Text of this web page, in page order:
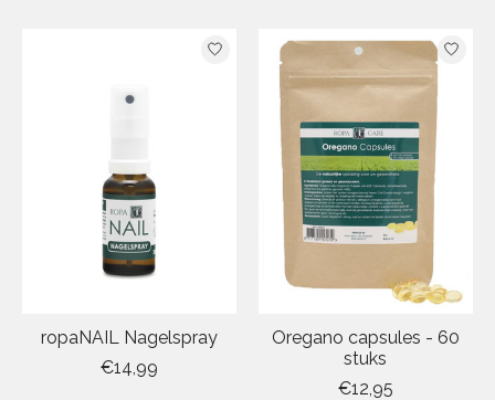
ropaNAIL Nagelspray
€14,99
Oregano capsules - 60
stuks
€12,95